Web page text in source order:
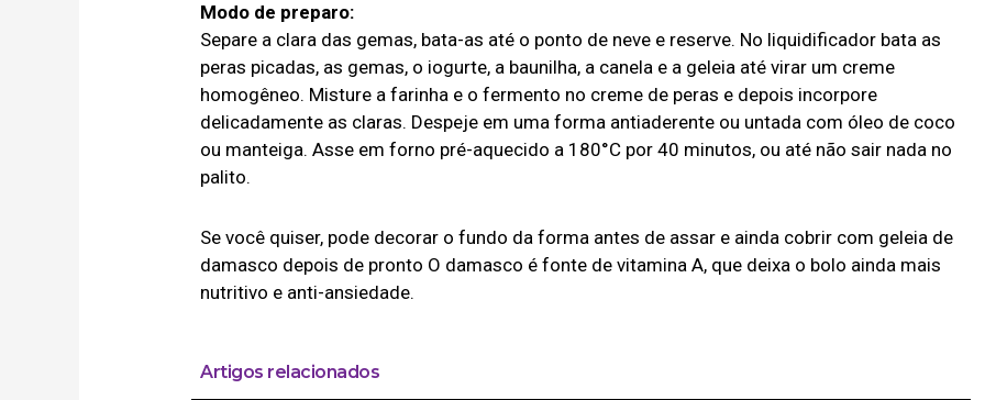
Modo de preparo:
Separe a clara das gemas, bata-as até o ponto de neve e reserve. No liquidificador bata as
peras picadas, as gemas, o iogurte, a baunilha, a canela e a geleia até virar um creme
homogêneo. Misture a farinha e o fermento no creme de peras e depois incorpore
delicadamente as claras. Despeje em uma forma antiaderente ou untada com óleo de coco
ou manteiga. Asse em forno pré-aquecido a 180°C por 40 minutos, ou até não sair nada no
palito.
Se você quiser, pode decorar o fundo da forma antes de assar e ainda cobrir com geleia de
damasco depois de pronto O damasco é fonte de vitamina A, que deixa o bolo ainda mais
nutritivo e anti-ansiedade.
Artigos relacionados